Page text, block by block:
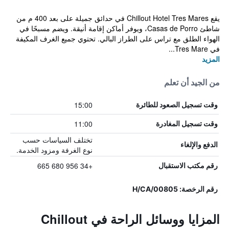
يقع Chillout Hotel Tres Mares في حدائق جميلة على بعد 400 م من
شاطئ Casas de Porro، ويوفر أماكن إقامة أنيقة. ويضم مسبحًا في
الهواء الطلق مع تراس على الطراز البالي. تحتوي جميع الغرف المكيفة
في Tres Mare...
المزيد
من الجيد أن تعلم
وقت تسجيل الصعود للطائرة 15:00
وقت تسجيل المغادرة 11:00
الدفع والإلغاء
تختلف السياسات حسب
نوع الغرفة ومزود الخدمة.
رقم مكتب الاستقبال +34 956 680 665
رقم الرخصة: H/CA/00805
المزايا ووسائل الراحة في Chillout